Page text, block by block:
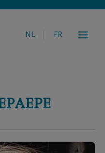
NL FR